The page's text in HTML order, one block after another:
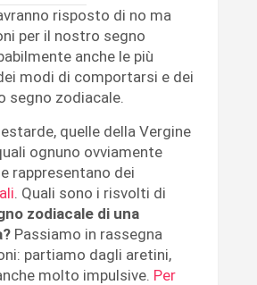
risposto di no ma
per il nostro segno
anche le più
modi di comportarsi e dei
segno zodiacale.
quelle della Vergine
ognuno ovviamente
rappresentano dei
. Quali sono i risvolti di
zodiacale di una
Passiamo in rassegna
partiamo dagli aretini,
molto impulsive. Per